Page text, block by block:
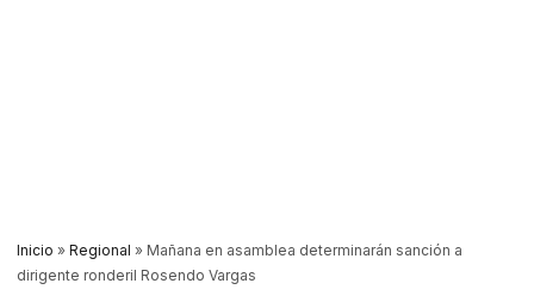
Inicio » Regional » Mañana en asamblea determinarán sanción a
dirigente ronderil Rosendo Vargas